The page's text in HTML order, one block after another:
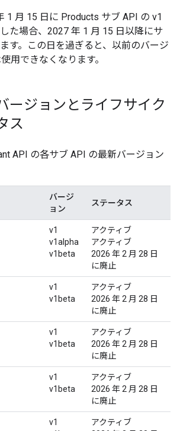
1 月 15 日に Products サブ API の v1
た場合、2027 年 1 月 15 日以降にサ
す。この日を過ぎると、以前のバージ
用できなくなります。
ージョンとライフサイク
ス
API の各サブ API の最新バージョン
バージ
ョン
ステータス
v1
v1alpha
v1beta
アクティブ
アクティブ
2026 年 2 月 28 日
に廃止
v1
v1beta
アクティブ
2026 年 2 月 28 日
に廃止
v1
v1beta
アクティブ
2026 年 2 月 28 日
に廃止
v1
v1beta
アクティブ
2026 年 2 月 28 日
に廃止
v1
アクティブ